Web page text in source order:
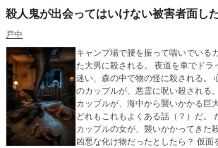
殺人鬼が出会ってはいけない被害者面し
戸中
キャンプ場で腰を振って喘いでいる
た大男に殺される。 夜道を車でドラ
迷い、森の中で物の怪に殺される。
のカップルが、悪霊に呪い殺される
カップルが、海中から襲いかかる巨
どれもこれもよくある話（？）だ。
カップルの女が、襲いかかってきた
凶悪な化け物だったとしたら？ 仮面を被った大男よりも怪力